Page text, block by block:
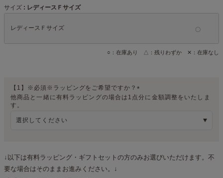
【1】※必須※ラッピングをご希望ですか？
(
他商品と一緒に有料ラッピングの場合は1点分に金額調整をいたしま
す。
↓以下は有料ラッピング・ギフトセットの方のみお選びいただけます。不
要な場合はそのままお進みください。↓
サイズ レディースＦサイズ
レディースＦサイズ
○：在庫あり △：残りわずか ✕：在庫なし